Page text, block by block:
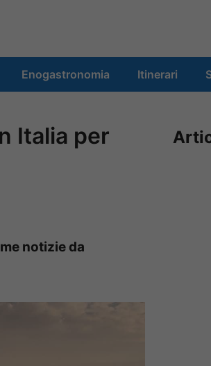
Enogastronomia Itinerari
Italia per
notizie da